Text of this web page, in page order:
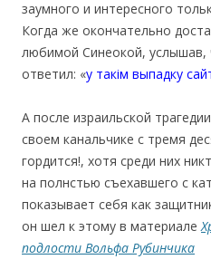
заумного и интересного
Когда же окончательно
любимой Синеокой, услышав,
ответил: «у такім выпадку
А после израильской
своем канальчике с тремя
гордится!, хотя среди них
на полнстью съехавшего с
показывает себя как
он шел к этому в материале
подлости Вольфа Рубинчика